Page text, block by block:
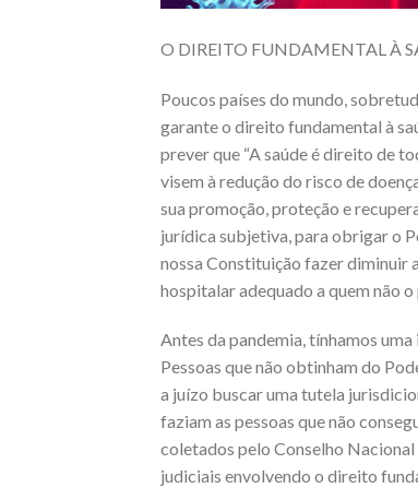
O DIREITO FUNDAMENTAL À
Poucos países do mundo,
garante o direito fundamental à
prever que “A saúde é direito de
visem à redução do risco de
sua promoção, proteção e
jurídica subjetiva, para obrigar o
nossa Constituição fazer diminuir
hospitalar adequado a quem não o
Antes da pandemia, tínhamos
Pessoas que não obtinham do
a juízo buscar uma tutela
faziam as pessoas que não
coletados pelo Conselho Nacional
judiciais envolvendo o direito